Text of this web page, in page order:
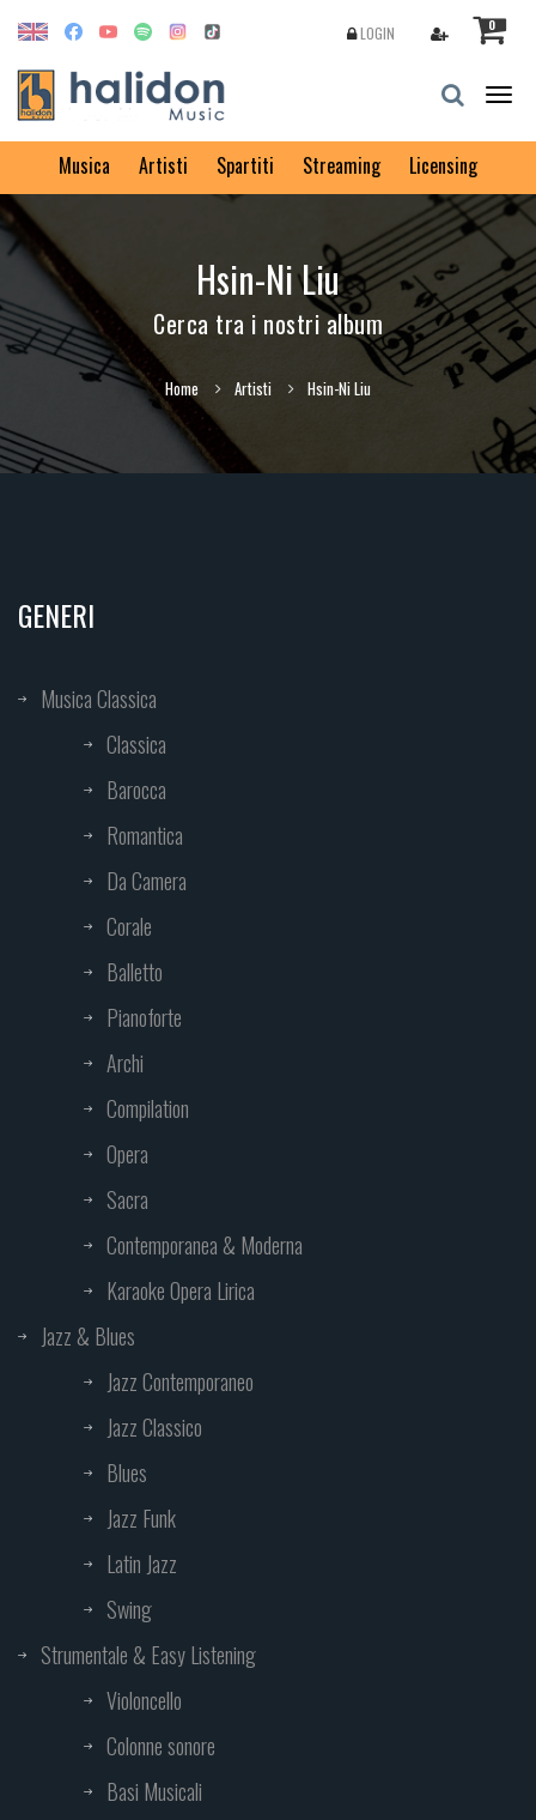
0
LOGIN
Musica Artisti Spartiti Streaming Licensing
Hsin-Ni Liu
Cerca tra i nostri album
Home Artisti Hsin-Ni Liu
GENERI
Musica Classica
Classica
Barocca
Romantica
Da Camera
Corale
Balletto
Pianoforte
Archi
Compilation
Opera
Sacra
Contemporanea & Moderna
Karaoke Opera Lirica
Jazz & Blues
Jazz Contemporaneo
Jazz Classico
Blues
Jazz Funk
Latin Jazz
Swing
Strumentale & Easy Listening
Violoncello
Colonne sonore
Basi Musicali